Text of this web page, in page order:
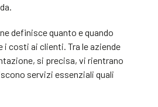
definisce quanto e quando
i costi ai clienti. Tra le aziende
si precisa, vi rientrano
servizi essenziali quali